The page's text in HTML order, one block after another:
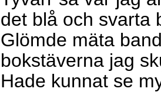
det blå och svarta
Glömde mäta
bokstäverna jag
Hade kunnat se